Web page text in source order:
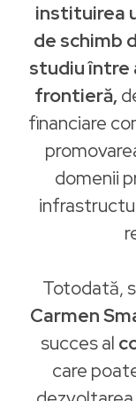
instituirea
de schimb
studiu între
frontieră,
financiare
domenii
Totodată,
Carmen
succes al
care